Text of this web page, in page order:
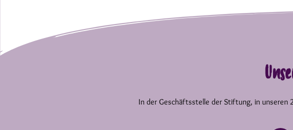
In der Geschäftsstelle der Stiftung, in unseren